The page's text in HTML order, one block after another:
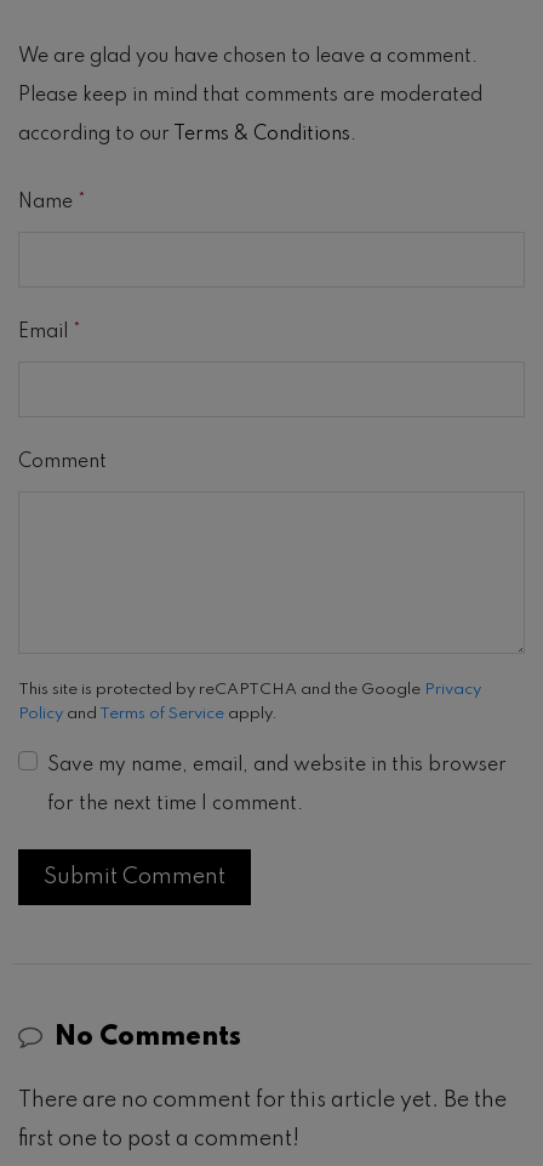
We are glad you have chosen to leave a comment.
Please keep in mind that comments are moderated
according to our
Terms & Conditions.
Name
Email
Comment
This site is protected by reCAPTCHA and the Google Privacy
Policy and Terms of Service apply.
Save my name, email, and website in this browser
for the next time I comment.
No Comments
There are no comment for this article yet. Be the
first one to post a comment!